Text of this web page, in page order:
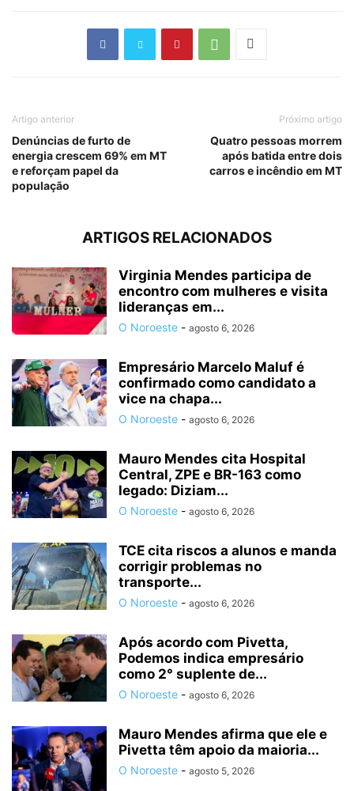
Artigo anterior
Denúncias de furto de
energia crescem 69% em MT
e reforçam papel da
população
Próximo artigo
Quatro pessoas morrem
após batida entre dois
carros e incêndio em MT
ARTIGOS RELACIONADOS
Virginia Mendes participa de
encontro com mulheres e visita
lideranças em...
O Noroeste - agosto 6, 2026
Empresário Marcelo Maluf é
confirmado como candidato a
vice na chapa...
O Noroeste - agosto 6, 2026
Mauro Mendes cita Hospital
Central, ZPE e BR-163 como
legado: Diziam...
O Noroeste - agosto 6, 2026
TCE cita riscos a alunos e manda
corrigir problemas no
transporte...
O Noroeste - agosto 6, 2026
Após acordo com Pivetta,
Podemos indica empresário
como 2° suplente de...
O Noroeste - agosto 6, 2026
Mauro Mendes afirma que ele e
Pivetta têm apoio da maioria...
O Noroeste - agosto 5, 2026